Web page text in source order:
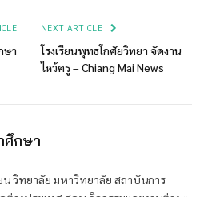
ษา
NEXT ARTICLE
โรงเรียนพุทธโกศัยวิทยา จัดงาน
ไหว้ครู – Chiang Mai News
ศึกษา
ยน วิทยาลัย มหาวิทยาลัย สถาบันการ